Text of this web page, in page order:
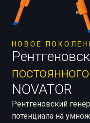
НОВОЕ
NOVATOR
Рентгеновский
потенциала на